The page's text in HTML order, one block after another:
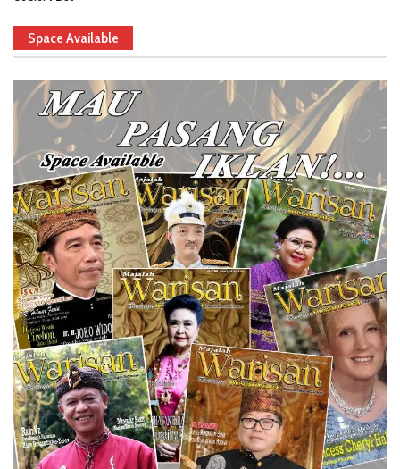
Space Available